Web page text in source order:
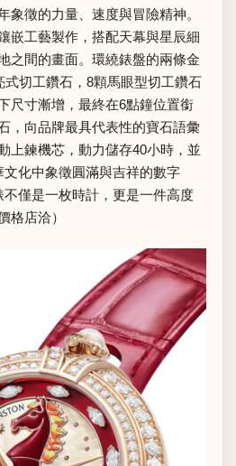
象徵的力量、速度與冒險精神。
嵌工藝製作，搭配天幕與星辰細
之間的畫面。環繞錶盤的兩條金
式切工鑽石，8顆馬眼型切工鑽石
尺寸漸增，最終在6點鐘位置銜
，向品牌最具代表性的寶石語彙
上鍊機芯，動力儲存40小時，並
化中象徵圓滿與吉祥的數字
不僅是一枚時計，更是一件高度
格店洽）